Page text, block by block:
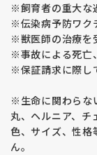
※飼育者の重大な
※伝染病予防ワク
※獣医師の治療を
※事故による死亡
※保証請求に際し
※生命に関わらな
丸、ヘルニア、チ
色、サイズ、性
ん。